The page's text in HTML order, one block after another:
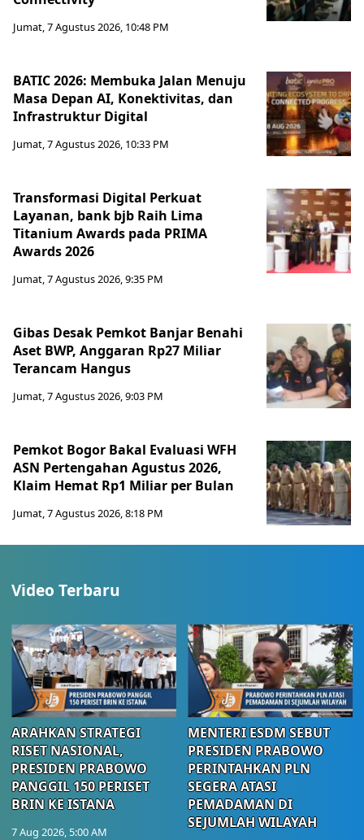
Jumat, 7 Agustus 2026, 10:48 PM
BATIC 2026: Membuka Jalan Menuju
Masa Depan AI, Konektivitas, dan
Infrastruktur Digital
Jumat, 7 Agustus 2026, 10:33 PM
Transformasi Digital Perkuat
Layanan, bank bjb Raih Lima
Titanium Awards pada PRIMA
Awards 2026
Jumat, 7 Agustus 2026, 9:35 PM
Gibas Desak Pemkot Banjar Benahi
Aset BWP, Anggaran Rp27 Miliar
Terancam Hangus
Jumat, 7 Agustus 2026, 9:03 PM
Pemkot Bogor Bakal Evaluasi WFH
ASN Pertengahan Agustus 2026,
Klaim Hemat Rp1 Miliar per Bulan
Jumat, 7 Agustus 2026, 8:18 PM
Video Terbaru
ARAHKAN STRATEGI
RISET NASIONAL,
PRESIDEN PRABOWO
PANGGIL 150 PERISET
BRIN KE ISTANA
7 Aug 2026, 5:00 AM
MENTERI ESDM SEBUT
PRESIDEN PRABOWO
PERINTAHKAN PLN
SEGERA ATASI
PEMADAMAN DI
SEJUMLAH WILAYAH